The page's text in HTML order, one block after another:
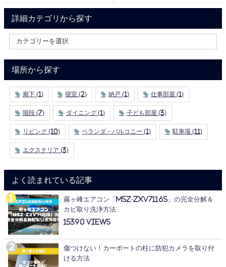
詳細カテゴリから探す
場所から探す
廊下 (1) 寝室 (2) 納戸 (1) 仕事部屋 (1)
階段 (7) ダイニング (1) 子ども部屋 (3)
リビング (10) ベランダ・バルコニー (1) 駐車場 (11)
エクステリア (3)
よく読まれている記事
霧ヶ峰エアコン「MSZ-ZXV7116S」の完全分解＆
カビ取り洗浄方法
15390
傷つけない！カーポートの柱に防犯カメラを取り付
ける方法